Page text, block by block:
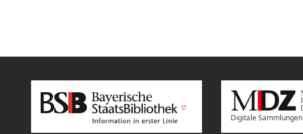
Digitale Sammlungen